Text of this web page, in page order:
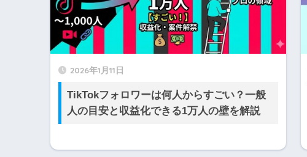
2026年1月11日
TikTokフォロワーは何人からすごい？一般
人の目安と収益化できる1万人の壁を解説